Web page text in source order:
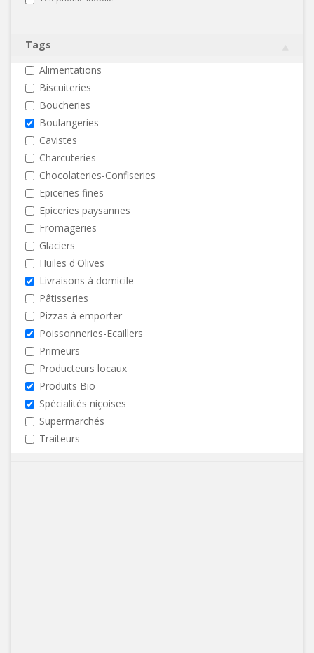
Tags
Alimentations
Biscuiteries
Boucheries
Boulangeries
Cavistes
Charcuteries
Chocolateries-Confiseries
Epiceries fines
Epiceries paysannes
Fromageries
Glaciers
Huiles d'Olives
Livraisons à domicile
Pâtisseries
Pizzas à emporter
Poissonneries-Ecaillers
Primeurs
Producteurs locaux
Produits Bio
Spécialités niçoises
Supermarchés
Traiteurs